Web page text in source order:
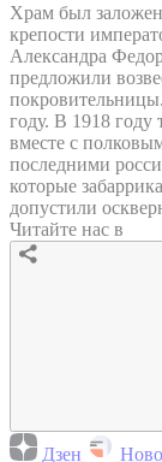
Храм был
крепости
Александра
предложили
году. В 1918 году
вместе с
последними
которые
допустили
Читайте нас в
Дзен